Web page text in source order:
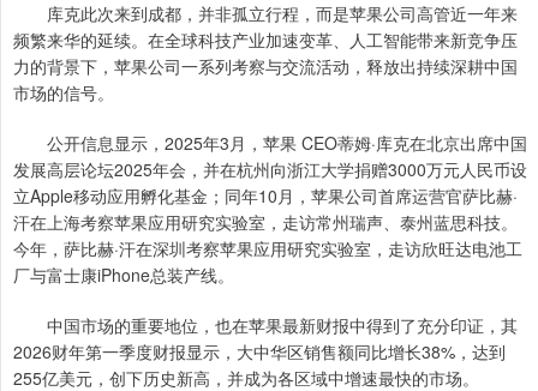
库克此次来到成都，并非孤立行程，而是苹果公司高管近一年来
频繁来华的延续。在全球科技产业加速变革、人工智能带来新竞争压
力的背景下，苹果公司一系列考察与交流活动，释放出持续深耕中国
市场的信号。
公开信息显示，2025年3月，苹果 CEO蒂姆·库克在北京出席中国
发展高层论坛2025年会，并在杭州向浙江大学捐赠3000万元人民币设
立Apple移动应用孵化基金；同年10月，苹果公司首席运营官萨比赫·
汗在上海考察苹果应用研究实验室，走访常州瑞声、泰州蓝思科技。
今年，萨比赫·汗在深圳考察苹果应用研究实验室，走访欣旺达电池工
厂与富士康iPhone总装产线。
中国市场的重要地位，也在苹果最新财报中得到了充分印证，其
2026财年第一季度财报显示，大中华区销售额同比增长38%，达到
255亿美元，创下历史新高，并成为各区域中增速最快的市场。